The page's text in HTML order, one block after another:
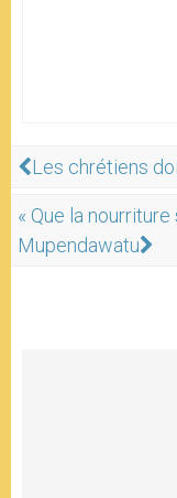
Les chrétiens
« Que la
Mupendawatu